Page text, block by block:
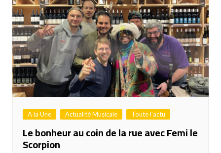
A la Une Actualité Musicale Toute l'actu
Le bonheur au coin de la rue avec Femi le
Scorpion